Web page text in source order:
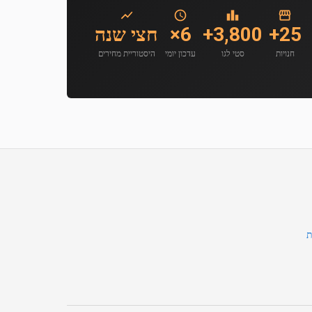
25+
חנויות
3,800+
סטי לגו
6×
עדכון יומי
חצי שנה
היסטוריית מחירים